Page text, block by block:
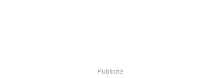
Publicité